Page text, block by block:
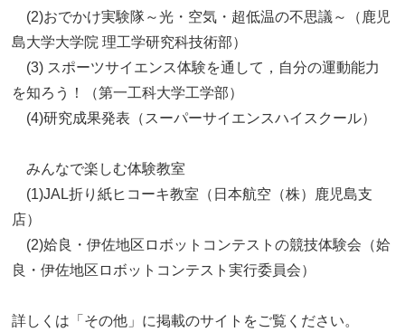
(2)おでかけ実験隊～光・空気・超低温の不思議～（鹿児
島大学大学院 理工学研究科技術部）
(3) スポーツサイエンス体験を通して，自分の運動能力
を知ろう！（第一工科大学工学部）
(4)研究成果発表（スーパーサイエンスハイスクール）
みんなで楽しむ体験教室
(1)JAL折り紙ヒコーキ教室（日本航空（株）鹿児島支
店）
(2)姶良・伊佐地区ロボットコンテストの競技体験会（姶
良・伊佐地区ロボットコンテスト実行委員会）
詳しくは「その他」に掲載のサイトをご覧ください。